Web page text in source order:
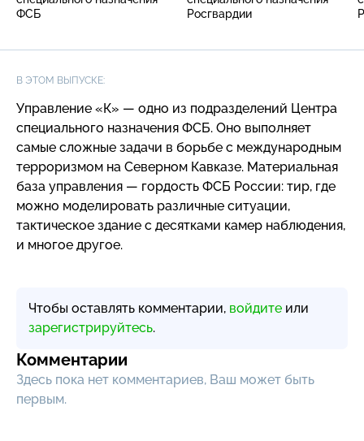
ФСБ
Росгвардии
В ЭТОМ ВЫПУСКЕ:
Управление «К» — одно из подразделений Центра
специального назначения ФСБ. Оно выполняет
самые сложные задачи в борьбе с международным
терроризмом на Северном Кавказе. Материальная
база управления — гордость ФСБ России: тир, где
можно моделировать различные ситуации,
тактическое здание с десятками камер наблюдения,
и многое другое.
Чтобы оставлять комментарии, войдите или
зарегистрируйтесь.
Комментарии
Здесь пока нет комментариев, Ваш может быть
первым.